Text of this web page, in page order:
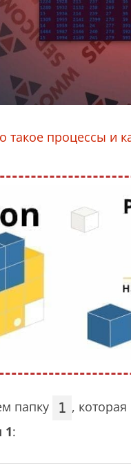
такое процессы и
папку 1 ,
1: